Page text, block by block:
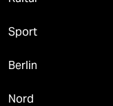
Sport
Berlin
Nord